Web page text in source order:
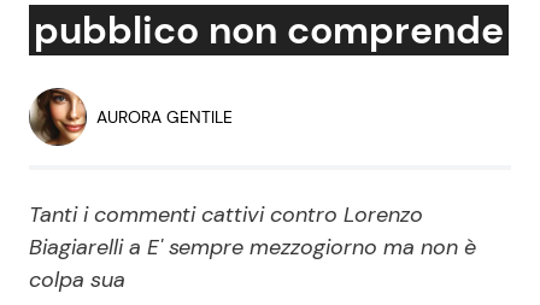
Dal Mondo
Economia
Persone Scomparse
Politica Reality e Talent
pubblico non comprende
AURORA GENTILE
Tanti i commenti cattivi contro Lorenzo
Biagiarelli a E' sempre mezzogiorno ma non è
colpa sua